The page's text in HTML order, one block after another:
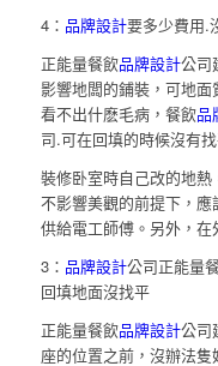
4： 品牌設計要多少費用.
正能量餐飲品牌設計公司
影響地闆的鋪裝，可地
看不出什麽毛病，餐飲品
司.可在回填的時候沒有找
裝修卧室時自己改的地
不影響美觀的前提下，
供給電工師傅。另外，在
3： 品牌設計公司正能量
回填地面沒找平
正能量餐飲品牌設計公司
座的位置之前，沒辦法